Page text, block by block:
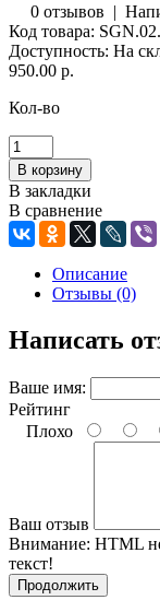
0 отзывов |
Код товара:
Доступность: На
950.00 р.
Кол-во
В закладки
В сравнение
Описание
Отзывы (0)
Написать
Ваше имя:
Рейтинг
Плохо
Ваш отзыв
Внимание: HTML
текст!
Продолжить